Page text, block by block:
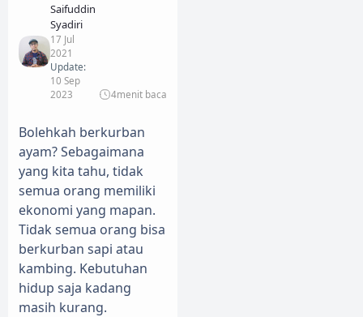
Saifuddin
Syadiri
17 Jul
2021
Update:
10 Sep
2023
4menit baca
Bolehkah berkurban
ayam? Sebagaimana
yang kita tahu, tidak
semua orang memiliki
ekonomi yang mapan.
Tidak semua orang bisa
berkurban sapi atau
kambing. Kebutuhan
hidup saja kadang
masih kurang.